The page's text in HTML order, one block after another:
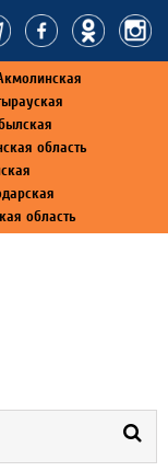
область
область